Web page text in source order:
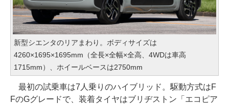
新型シエンタのリアまわり。ボディサイズは
4260×1695×1695mm（全長×全幅×全高、4WDは車高
1715mm）、ホイールベースは2750mm
最初の試乗車は7人乗りのハイブリッド。駆動方式はF
FのGグレードで、装着タイヤはブリヂストン「エコピア